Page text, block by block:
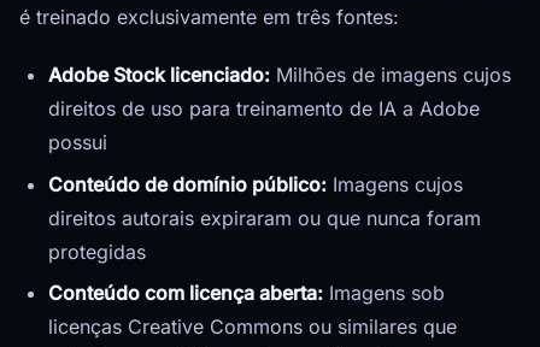
é treinado exclusivamente em três fontes:
Adobe Stock licenciado: Milhões de imagens cujos
direitos de uso para treinamento de IA a Adobe
possui
Conteúdo de domínio público: Imagens cujos
direitos autorais expiraram ou que nunca foram
protegidas
Conteúdo com licença aberta: Imagens sob
licenças Creative Commons ou similares que